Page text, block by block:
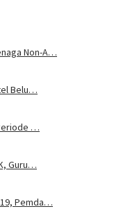
Non-A…
Belu…
…
Guru…
Pemda…